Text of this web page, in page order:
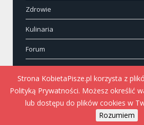
Strona KobietaPisze.pl korzysta z
Polityką Prywatności. Możesz określić
lub dostępu do plików cookies w
Rozumiem
Zdrowie
Kulinaria
Forum
Kontakt
Wszystkie prawa zastrzeżone ©